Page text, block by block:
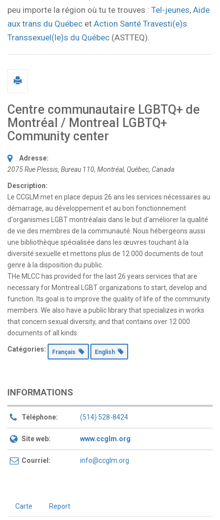
peu importe la région où tu te trouves : Tel-jeunes, Aide
aux trans du Québec et Action Santé Travesti(e)s
Transsexuel(le)s du Québec (ASTTEQ).
Centre communautaire LGBTQ+ de
Montréal / Montreal LGBTQ+
Community center
Adresse:
2075 Rue Plessis, Bureau 110, Montréal, Québec, Canada
Description:
Le CCGLM met en place depuis 26 ans les services nécessaires au
démarrage, au développement et au bon fonctionnement
d'organismes LGBT montréalais dans le but d'améliorer la qualité
de vie des membres de la communauté. Nous hébergeons aussi
une bibliothèque spécialisée dans les œuvres touchant à la
diversité sexuelle et mettons plus de 12 000 documents de tout
genre à la disposition du public.
THe MLCC has provided for the last 26 years services that are
necessary for Montreal LGBT organizations to start, develop and
function. Its goal is to improve the quality of life of the community
members. We also have a public library that specializes in works
that concern sexual diversity, and that contains over 12 000
documents of all kinds.
Catégories: Français English
INFORMATIONS
Téléphone: (514) 528-8424
Site web: www.ccglm.org
Courriel: info@ccglm.org
Carte Report